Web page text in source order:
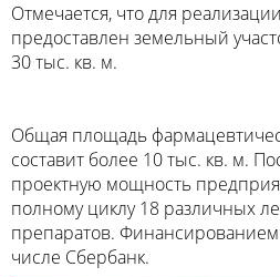
Отмечается, что для
предоставлен земельный
30 тыс. кв. м.
Общая площадь
составит более 10 тыс. кв. м.
проектную мощность
полному циклу 18 различных
препаратов. Финансированием
числе Сбербанк.